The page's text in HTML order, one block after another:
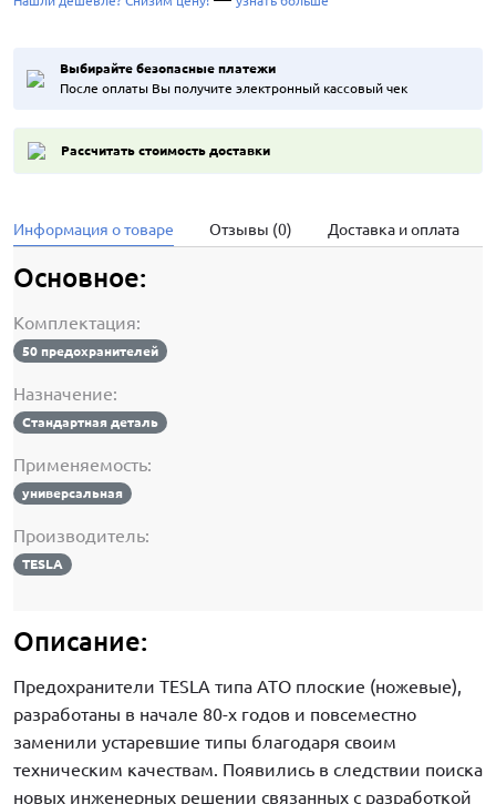
Выбирайте безопасные платежи
После оплаты Вы получите электронный кассовый чек
Рассчитать стоимость доставки
Информация о товаре Отзывы (0) Доставка и оплата
Основное:
Комплектация:
50 предохранителей
Назначение:
Стандартная деталь
Применяемость:
универсальная
Производитель:
TESLA
Описание:
Предохранители TESLA типа ATO плоские (ножевые),
разработаны в начале 80-x годов и повсеместно
заменили устаревшие типы благодаря своим
техническим качествам. Появились в следствии поиска
новых инженерных решении связанных с разработкой